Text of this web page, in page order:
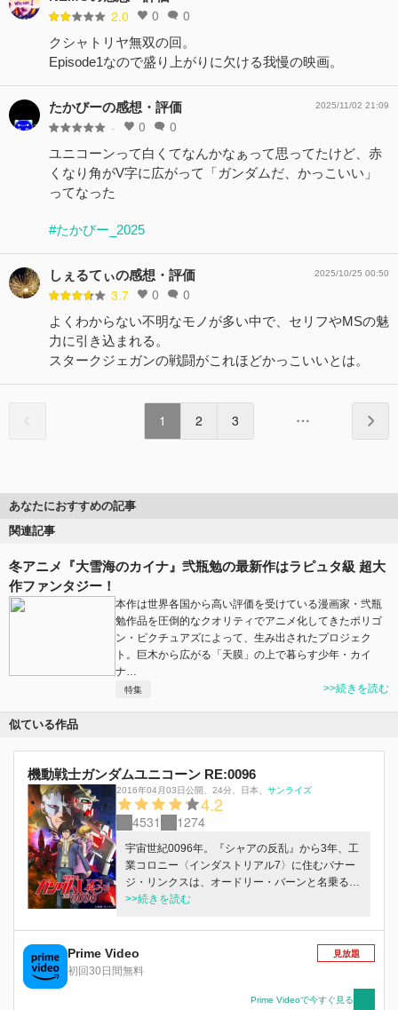
2.0 0 0
クシャトリヤ無双の回。
Episode1なので盛り上がりに欠ける我慢の映画。
たかびーの感想・評価
- 0 0
2025/11/02 21:09
ユニコーンって白くてなんかなぁって思ってたけど、赤
くなり角がV字に広がって「ガンダムだ、かっこいい」
ってなった
#たかびー_2025
しぇるてぃの感想・評価
3.7 0 0
2025/10/25 00:50
よくわからない不明なモノが多い中で、セリフやMSの魅
力に引き込まれる。
スタークジェガンの戦闘がこれほどかっこいいとは。
1 2 3
あなたにおすすめの記事
関連記事
冬アニメ『大雪海のカイナ』弐瓶勉の最新作はラピュタ級 超大
作ファンタジー！
本作は世界各国から高い評価を受けている漫画家・弐瓶
勉作品を圧倒的なクオリティでアニメ化してきたポリゴ
ン・ピクチュアズによって、生み出されたプロジェク
ト。巨木から広がる「天膜」の上で暮らす少年・カイ
ナ…
特集 >>続きを読む
似ている作品
機動戦士ガンダムユニコーン RE:0096
2016年04月03日公開 24分 日本 サンライズ
4.2
4531 1274
宇宙世紀0096年。『シャアの反乱』から3年、工
業コロニー〈インダストリアル7〉に住むバナー
ジ・リンクスは、オードリー・バーンと名乗る謎
の少女と出会う。戦争の火種となるビスト財団と
ラスの箱』の取引を止めようと行動しているとい
う彼女に対し、協力するバナージ。しかし、同じ
く取引の阻止のため乗り込んできた地球連邦軍と
してしまう。オードリーを探して戦火を走り抜け
>>続きを読む
Prime Video
初回30日間無料
見放題
Prime Videoで今すぐ見る